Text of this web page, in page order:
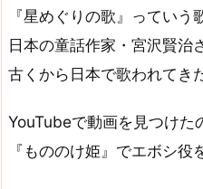
『星めぐりの歌』っていう
日本の童話作家・宮沢賢治
古くから日本で歌われてき
YouTubeで動画を見つけた
『もののけ姫』でエボシ役